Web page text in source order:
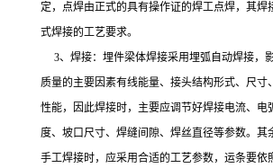
定，点焊由正式的具有操作证的焊工点焊，其焊
式焊接的工艺要求。
3、焊接：埋件梁体焊接采用埋弧自动焊接，
质量的主要因素有线能量、接头结构形式、尺寸
性能，因此焊接时，主要应调节好焊接电流、电
度、坡口尺寸、焊缝间隙、焊丝直径等参数。其
手工焊接时，应采用合适的工艺参数，运条要依